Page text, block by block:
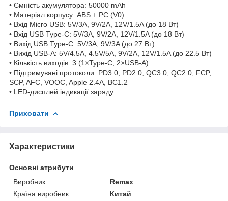
• Ємність акумулятора: 50000 mAh
• Матеріал корпусу: ABS + PC (V0)
• Вхід Micro USB: 5V/3A, 9V/2A, 12V/1.5A (до 18 Вт)
• Вхід USB Type-C: 5V/3A, 9V/2A, 12V/1.5A (до 18 Вт)
• Вихід USB Type-C: 5V/3A, 9V/3A (до 27 Вт)
• Вихід USB-A: 5V/4.5A, 4.5V/5A, 9V/2A, 12V/1.5A (до 22.5 Вт)
• Кількість виходів: 3 (1×Type-C, 2×USB-A)
• Підтримувані протоколи: PD3.0, PD2.0, QC3.0, QC2.0, FCP,
SCP, AFC, VOOC, Apple 2.4A, BC1.2
• LED-дисплей індикації заряду
Приховати
Характеристики
Основні атрибути
Виробник
Remax
Країна виробник
Китай